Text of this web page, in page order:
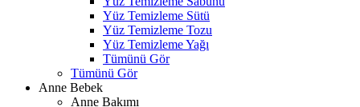
Yüz Temizleme Sütü
Yüz Temizleme Tozu
Yüz Temizleme Yağı
Tümünü Gör
Tümünü Gör
Anne Bebek
Anne Bakımı